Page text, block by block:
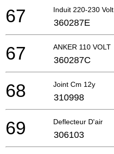
Induit 220-230 Volt
67 360287E
ANKER 110 VOLT
67 360287C
Joint Cm 12y
68 310998
Deflecteur D'air
69 306103